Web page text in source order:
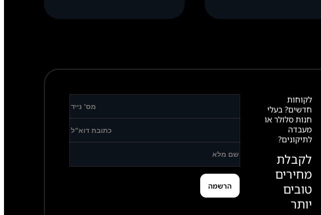
לקוחות
חדשים? בעלי
חנות סלולר או
מעבדה
לתיקונים?
לקבלת
מחירים
טובים
יותר